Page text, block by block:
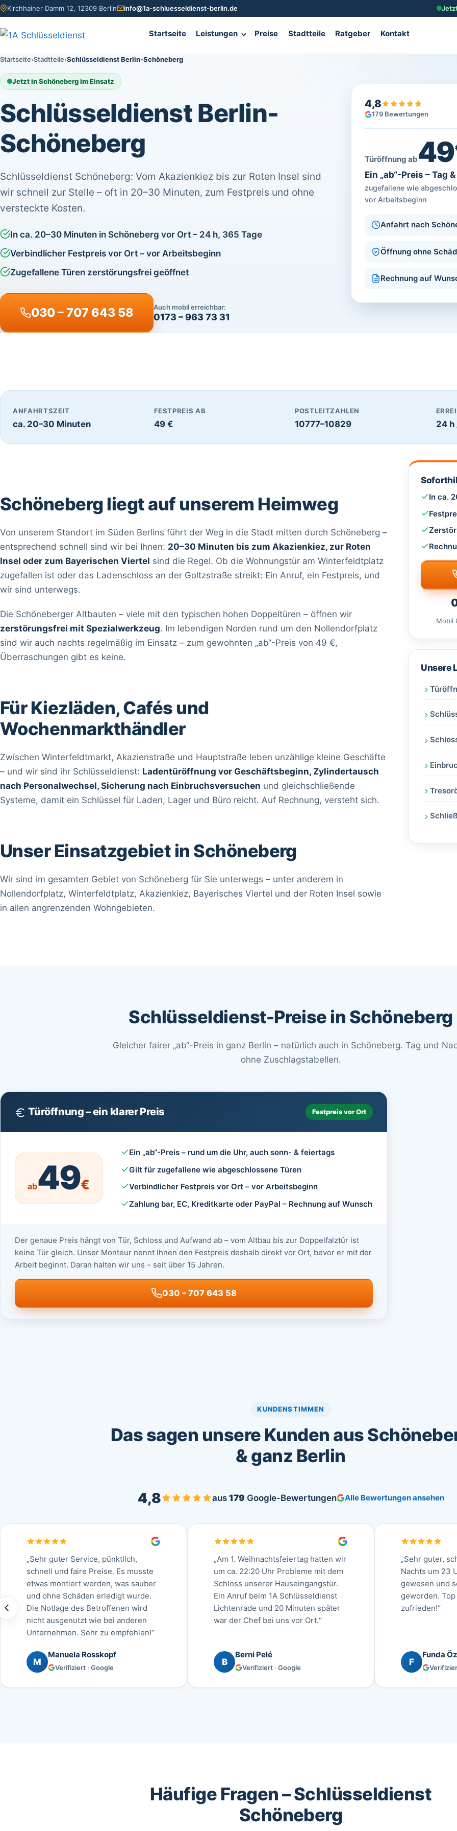
Kirchhainer Damm 12, 12309 Berlin info@1a-schluesseldienst-berlin.de
Startseite Leistungen Preise Stadtteile Ratgeber Kontakt
Startseite Stadtteile Schlüsseldienst Berlin-Schöneberg
Jetzt in Schöneberg im Einsatz
Schlüsseldienst Berlin-
Schöneberg
Schlüsseldienst Schöneberg: Vom Akazienkiez bis zur Roten Insel sind
wir schnell zur Stelle – oft in 20–30 Minuten, zum Festpreis und ohne
versteckte Kosten.
In ca. 20–30 Minuten in Schöneberg vor Ort – 24 h, 365 Tage
Verbindlicher Festpreis vor Ort – vor Arbeitsbeginn
Zugefallene Türen zerstörungsfrei geöffnet
030 – 707 643 58 Auch mobil erreichbar:
0173 – 963 73 31
4,8
179 Bewertungen
Türöffnung ab49
Ein „ab“-Preis – Tag
zugefallene wie
vor Arbeitsbeginn
Anfahrt nach
Öffnung ohne
Rechnung auf
ANFAHRTSZEIT
ca. 20–30 Minuten
FESTPREIS AB
49 €
POSTLEITZAHLEN
10777–10829 24 h
Schöneberg liegt auf unserem Heimweg
Von unserem Standort im Süden Berlins führt der Weg in die Stadt mitten durch Schöneberg –
entsprechend schnell sind wir bei Ihnen: 20–30 Minuten bis zum Akazienkiez, zur Roten
Insel oder zum Bayerischen Viertel sind die Regel. Ob die Wohnungstür am Winterfeldtplatz
zugefallen ist oder das Ladenschloss an der Goltzstraße streikt: Ein Anruf, ein Festpreis, und
wir sind unterwegs.
Die Schöneberger Altbauten – viele mit den typischen hohen Doppeltüren – öffnen wir
zerstörungsfrei mit Spezialwerkzeug. Im lebendigen Norden rund um den Nollendorfplatz
sind wir auch nachts regelmäßig im Einsatz – zum gewohnten „ab“-Preis von 49 €,
Überraschungen gibt es keine.
Für Kiezläden, Cafés und
Wochenmarkthändler
Zwischen Winterfeldtmarkt, Akazienstraße und Hauptstraße leben unzählige kleine Geschäfte
– und wir sind ihr Schlüsseldienst: Ladentüröffnung vor Geschäftsbeginn, Zylindertausch
nach Personalwechsel, Sicherung nach Einbruchsversuchen und gleichschließende
Systeme, damit ein Schlüssel für Laden, Lager und Büro reicht. Auf Rechnung, versteht sich.
Unser Einsatzgebiet in Schöneberg
Wir sind im gesamten Gebiet von Schöneberg für Sie unterwegs – unter anderem in
Nollendorfplatz, Winterfeldtplatz, Akazienkiez, Bayerisches Viertel und der Roten Insel sowie
in allen angrenzenden Wohngebieten.
In ca.
Mobil
Unsere
Schlüsseldienst-Preise in Schöneberg
Gleicher fairer „ab“-Preis in ganz Berlin – natürlich auch in Schöneberg. Tag und
ohne Zuschlagstabellen.
Türöffnung – ein klarer Preis Festpreis vor Ort
ab49€
Ein „ab“-Preis – rund um die Uhr, auch sonn- & feiertags
Gilt für zugefallene wie abgeschlossene Türen
Verbindlicher Festpreis vor Ort – vor Arbeitsbeginn
Zahlung bar, EC, Kreditkarte oder PayPal – Rechnung auf Wunsch
Der genaue Preis hängt von Tür, Schloss und Aufwand ab – vom Altbau bis zur Doppelfalztür ist
keine Tür gleich. Unser Monteur nennt Ihnen den Festpreis deshalb direkt vor Ort, bevor er mit der
Arbeit beginnt. Daran halten wir uns – seit über 15 Jahren.
030 – 707 643 58
KUNDENSTIMMEN
Das sagen unsere Kunden aus
& ganz Berlin
4,8 aus 179 Google-Bewertungen Alle Bewertungen ansehen
„Sehr guter Service, pünktlich,
schnell und faire Preise. Es musste
etwas montiert werden, was sauber
und ohne Schäden erledigt wurde.
Die Notlage des Betroffenen wird
nicht ausgenutzt wie bei anderen
Unternehmen. Sehr zu empfehlen!“
M
Manuela Rosskopf
Verifiziert · Google
„Am 1. Weihnachtsfeiertag hatten wir
um ca. 22:20 Uhr Probleme mit dem
Schloss unserer Hauseingangstür.
Ein Anruf beim 1A Schlüsseldienst
Lichtenrade und 20 Minuten später
war der Chef bei uns vor Ort.“
B
Berni Pelé
Verifiziert · Google
„Sehr guter,
Nachts um 23
gewesen und
geworden.
zufrieden!“
F
Funda
Häufige Fragen – Schlüsseldienst
Schöneberg